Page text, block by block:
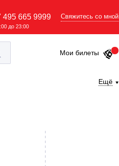
495 665 9999
до 23:00
Свяжитесь со мной
Мои билеты
Ещё